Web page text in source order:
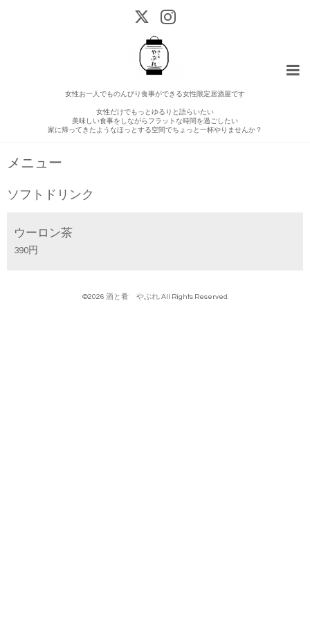
女性お一人でものんびり食事ができる女性限定居酒屋です
女性だけでもっとゆるりと語らいたい
美味しい食事をしながらフラットな時間を過ごしたい
家に帰ってきたようなほっとする空間でちょっと一杯やりませんか？
メニュー
ソフトドリンク
ウーロン茶
390円
©2026 酒と肴 やぶれ. All Rights Reserved.